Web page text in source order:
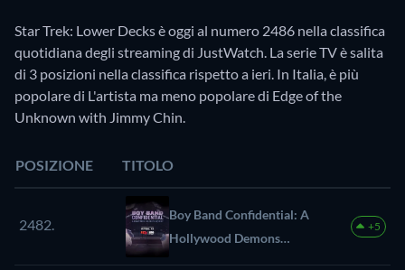
Star Trek: Lower Decks è oggi al numero 2486 nella classifica
quotidiana degli streaming di JustWatch. La serie TV è salita
di 3 posizioni nella classifica rispetto a ieri. In Italia, è più
popolare di L'artista ma meno popolare di Edge of the
Unknown with Jimmy Chin.
POSIZIONE TITOLO
2482.
Boy Band Confidential: A
Hollywood Demons
Event
+5